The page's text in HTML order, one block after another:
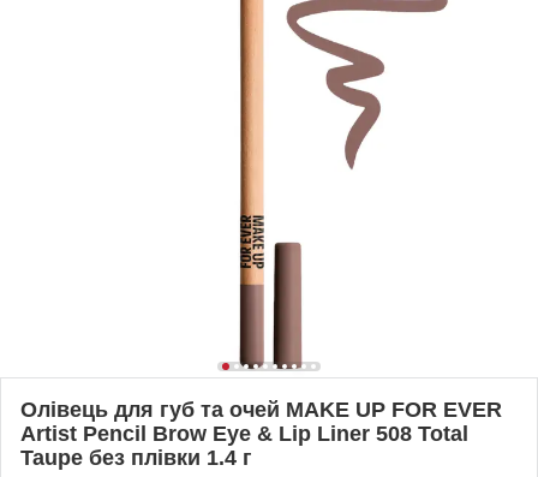
Олівець для губ та очей MAKE UP FOR EVER
Artist Pencil Brow Eye & Lip Liner 508 Total
Taupe без плівки 1.4 г